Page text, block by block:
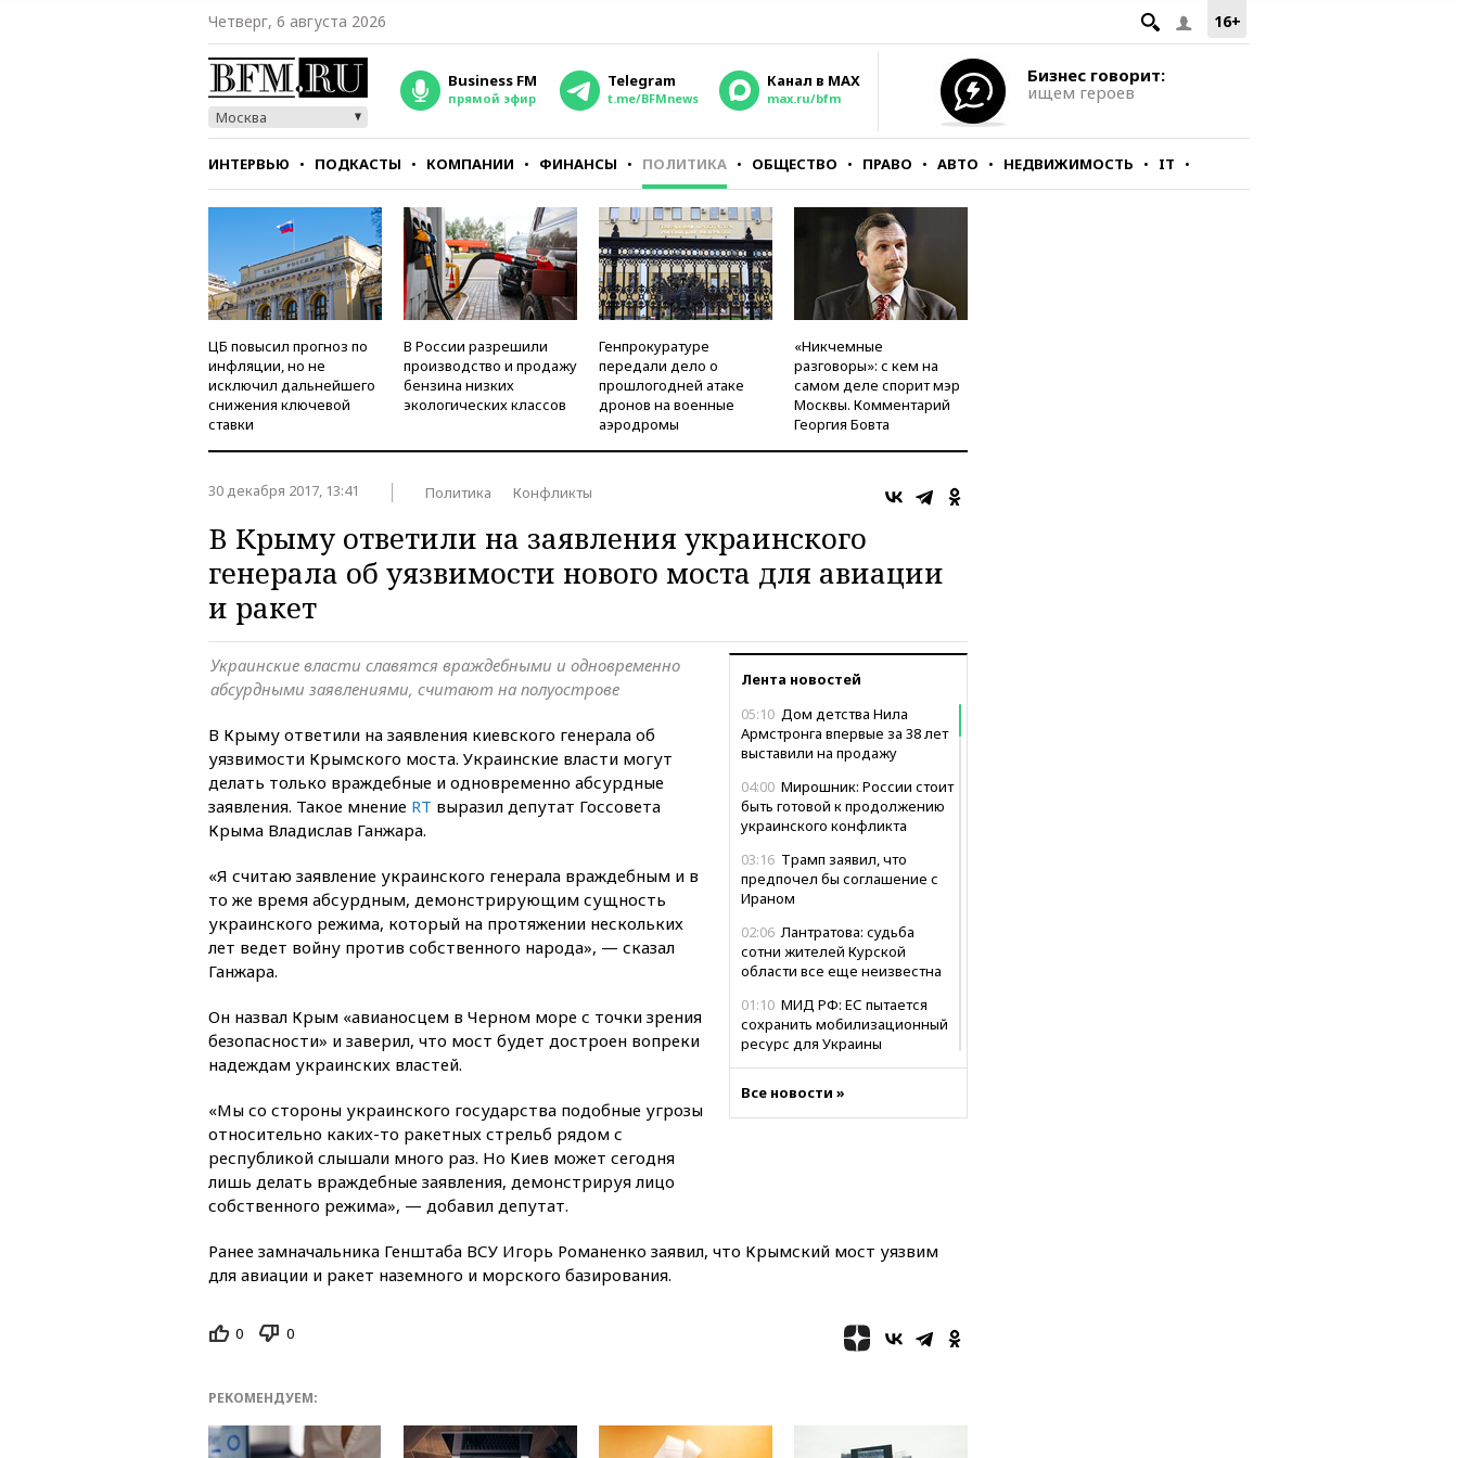
16+
Четверг, 6 августа 2026
Москва
Business FM
прямой эфир
Telegram
t.me/BFMnews
Канал в MAX
max.ru/bfm
Бизнес говорит:
ищем героев
ИНТЕРВЬЮ ПОДКАСТЫ КОМПАНИИ ФИНАНСЫ ПОЛИТИКА ОБЩЕСТВО ПРАВО АВТО НЕДВИЖИМОСТЬ IT
СТИЛЬ ТЕСТЫ
ЦБ повысил прогноз по
инфляции, но не
исключил дальнейшего
снижения ключевой
ставки
В России разрешили
производство и продажу
бензина низких
экологических классов
Генпрокуратуре
передали дело о
прошлогодней атаке
дронов на военные
аэродромы
«Никчемные
разговоры»: с кем на
самом деле спорит мэр
Москвы. Комментарий
Георгия Бовта
30 декабря 2017, 13:41 Политика Конфликты
В Крыму ответили на заявления украинского
генерала об уязвимости нового моста для авиации
и ракет
Лента новостей
05:10 Дом детства Нила
Армстронга впервые за 38 лет
выставили на продажу
04:00 Мирошник: России стоит
быть готовой к продолжению
украинского конфликта
03:16 Трамп заявил, что
предпочел бы соглашение с
Ираном
02:06 Лантратова: судьба
сотни жителей Курской
области все еще неизвестна
01:10 МИД РФ: ЕС пытается
сохранить мобилизационный
ресурс для Украины
Бэтмена» показала лицо
после последней операции
разгромил «Оренбург» в
Кубке России
Сеуте набрал миллион
означает прекращения
производства телевизоров в
Все новости »
Украинские власти славятся враждебными и одновременно
абсурдными заявлениями, считают на полуострове
В Крыму ответили на заявления киевского генерала об
уязвимости Крымского моста. Украинские власти могут
делать только враждебные и одновременно абсурдные
заявления. Такое мнение RT выразил депутат Госсовета
Крыма Владислав Ганжара.
«Я считаю заявление украинского генерала враждебным и в
то же время абсурдным, демонстрирующим сущность
украинского режима, который на протяжении нескольких
лет ведет войну против собственного народа», — сказал
Ганжара.
Он назвал Крым «авианосцем в Черном море с точки зрения
безопасности» и заверил, что мост будет достроен вопреки
надеждам украинских властей.
«Мы со стороны украинского государства подобные угрозы
относительно каких-то ракетных стрельб рядом с
республикой слышали много раз. Но Киев может сегодня
лишь делать враждебные заявления, демонстрируя лицо
собственного режима», — добавил депутат.
Ранее замначальника Генштаба ВСУ Игорь Романенко заявил, что Крымский мост уязвим
для авиации и ракет наземного и морского базирования.
0 0
РЕКОМЕНДУЕМ: